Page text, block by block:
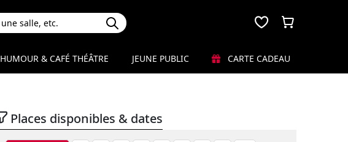
HUMOUR & CAFÉ THÉÂTRE JEUNE PUBLIC CARTE CADEAU
Places disponibles & dates